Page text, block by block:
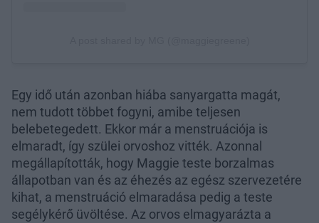
Egy idő után azonban hiába sanyargatta magát,
nem tudott többet fogyni, amibe teljesen
belebetegedett. Ekkor már a menstruációja is
elmaradt, így szülei orvoshoz vitték. Azonnal
megállapították, hogy Maggie teste borzalmas
állapotban van és az éhezés az egész szervezetére
kihat, a menstruáció elmaradása pedig a teste
segélykérő üvöltése. Az orvos elmagyarázta a